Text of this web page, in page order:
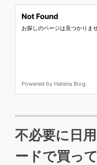
不必要に日
ードで買っ